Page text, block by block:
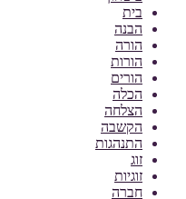
בית
הבנה
הורה
הורות
הורים
הכלה
הצלחה
הקשבה
התנהגות
זוג
זוגיות
חברה